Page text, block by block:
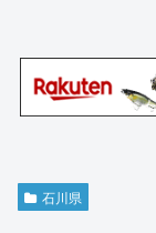
石川県